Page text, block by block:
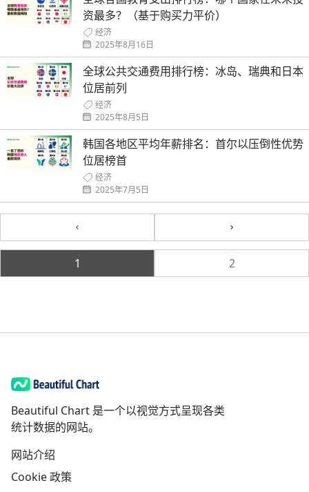
资最多？（基于购买力平价）
经济
2025年8月16日
全球公共交通费用排行榜：冰岛、瑞典和日本
位居前列
经济
2025年8月5日
韩国各地区平均年薪排名：首尔以压倒性优势
位居榜首
经济
2025年7月5日
Previous
Next
1
2
Beautiful Chart 是一个以视觉方式呈现各类
统计数据的网站。
网站介绍
Cookie 政策